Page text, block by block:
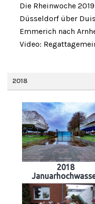
Die Rheinwoche
Düsseldorf über
Emmerich nach
Video:
2018
2018